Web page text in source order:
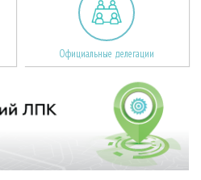
Официальные делегации